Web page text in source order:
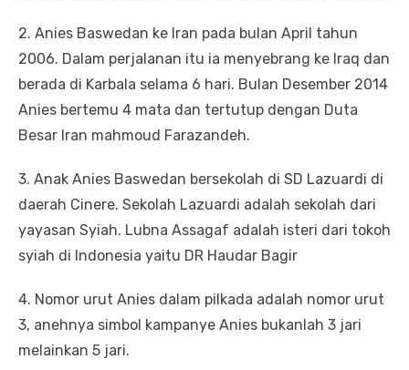
2. Anies Baswedan ke Iran pada bulan April tahun
2006. Dalam perjalanan itu ia menyebrang ke Iraq dan
berada di Karbala selama 6 hari. Bulan Desember 2014
Anies bertemu 4 mata dan tertutup dengan Duta
Besar Iran mahmoud Farazandeh.
3. Anak Anies Baswedan bersekolah di SD Lazuardi di
daerah Cinere. Sekolah Lazuardi adalah sekolah dari
yayasan Syiah. Lubna Assagaf adalah isteri dari tokoh
syiah di Indonesia yaitu DR Haudar Bagir
4. Nomor urut Anies dalam pilkada adalah nomor urut
3, anehnya simbol kampanye Anies bukanlah 3 jari
melainkan 5 jari.